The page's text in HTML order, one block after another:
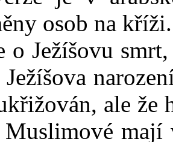
osob na kříži.
o Ježíšovu
ale že
mají